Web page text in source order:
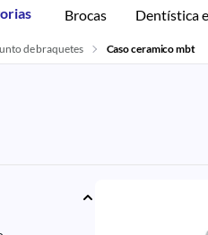
Brocas Dentística
de braquetes Caso ceramico mbt